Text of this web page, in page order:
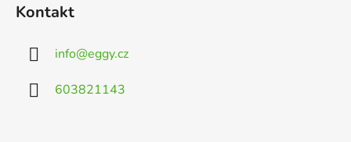
Kontakt
info@eggy.cz
603821143